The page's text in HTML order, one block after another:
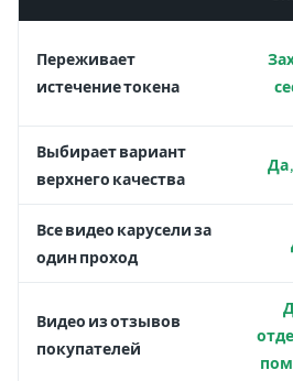
Переживает
истечение токена
Выбирает вариант
верхнего качества
Все видео карусели за
один проход
Видео из отзывов
покупателей